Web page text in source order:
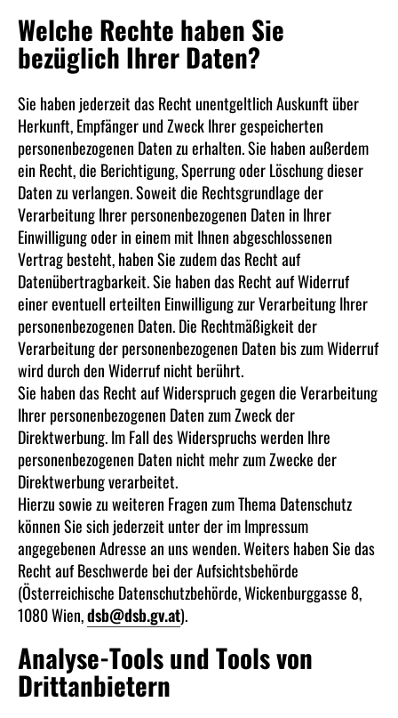
Welche Rechte haben Sie
bezüglich Ihrer Daten?
Sie haben jederzeit das Recht unentgeltlich Auskunft über
Herkunft, Empfänger und Zweck Ihrer gespeicherten
personenbezogenen Daten zu erhalten. Sie haben außerdem
ein Recht, die Berichtigung, Sperrung oder Löschung dieser
Daten zu verlangen. Soweit die Rechtsgrundlage der
Verarbeitung Ihrer personenbezogenen Daten in Ihrer
Einwilligung oder in einem mit Ihnen abgeschlossenen
Vertrag besteht, haben Sie zudem das Recht auf
Datenübertragbarkeit. Sie haben das Recht auf Widerruf
einer eventuell erteilten Einwilligung zur Verarbeitung Ihrer
personenbezogenen Daten. Die Rechtmäßigkeit der
Verarbeitung der personenbezogenen Daten bis zum Widerruf
wird durch den Widerruf nicht berührt.
Sie haben das Recht auf Widerspruch gegen die Verarbeitung
Ihrer personenbezogenen Daten zum Zweck der
Direktwerbung. Im Fall des Widerspruchs werden Ihre
personenbezogenen Daten nicht mehr zum Zwecke der
Direktwerbung verarbeitet.
Hierzu sowie zu weiteren Fragen zum Thema Datenschutz
können Sie sich jederzeit unter der im Impressum
angegebenen Adresse an uns wenden. Weiters haben Sie das
Recht auf Beschwerde bei der Aufsichtsbehörde
(Österreichische Datenschutzbehörde, Wickenburggasse 8,
1080 Wien,dsb@dsb.gv.at).
Analyse-Tools und Tools von
Drittanbietern